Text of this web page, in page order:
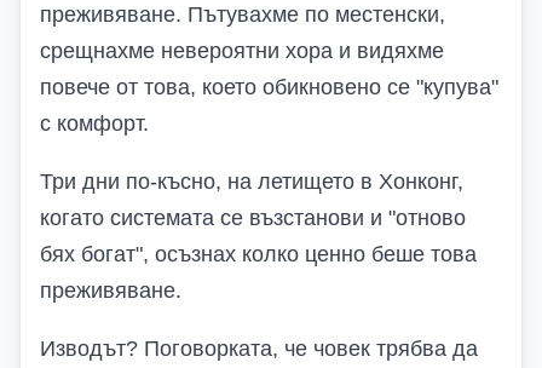
преживяване. Пътувахме по местенски,
срещнахме невероятни хора и видяхме
повече от това, което обикновено се "купува"
с комфорт.
Три дни по-късно, на летището в Хонконг,
когато системата се възстанови и "отново
бях богат", осъзнах колко ценно беше това
преживяване.
Изводът? Поговорката, че човек трябва да